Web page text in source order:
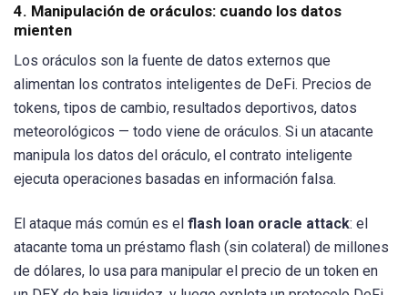
4. Manipulación de oráculos: cuando los datos
mienten
Los oráculos son la fuente de datos externos que
alimentan los contratos inteligentes de DeFi. Precios de
tokens, tipos de cambio, resultados deportivos, datos
meteorológicos — todo viene de oráculos. Si un atacante
manipula los datos del oráculo, el contrato inteligente
ejecuta operaciones basadas en información falsa.
El ataque más común es el flash loan oracle attack: el
atacante toma un préstamo flash (sin colateral) de millones
de dólares, lo usa para manipular el precio de un token en